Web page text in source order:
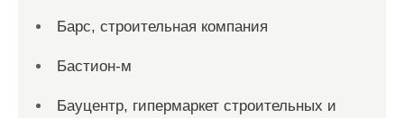
Барс, строительная компания
Бастион-м
Бауцентр, гипермаркет строительных и